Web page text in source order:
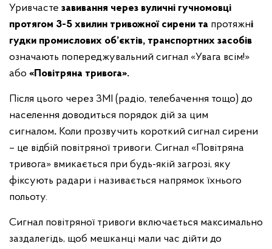
Комплексне просторове планування
Безпечний простір
Послуги
Уривчасте завивання через вуличні гучномовці
протягом 3-5 хвилин тривожної сирени та протяжні
гудки промислових об’єктів, транспортних засобів
означають попереджувальний сигнал «Увага всім!»
або «Повітряна тривога».
Після цього через ЗМІ (радіо, телебачення тощо) до
населення доводиться порядок дій за цим
сигналом. Коли прозвучить короткий сигнал сирени
– це відбій повітряної тривоги. Сигнал «Повітряна
тривога» вмикається при будь-якій загрозі, яку
фіксують радари і називається напрямок їхнього
польоту.
Сигнал повітряної тривоги включається максимально
заздалегідь, щоб мешканці мали час дійти до